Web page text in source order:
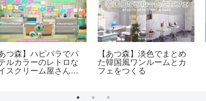
あつ森】ハピパラでパ
ルカラーのレトロな
スクリーム屋さんを
【あつ森】淡色でまとめ
た韓国風ワンルームとカ
フェをつくる